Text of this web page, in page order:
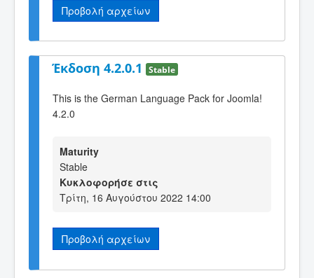
Προβολή αρχείων
Έκδοση 4.2.0.1 Stable
This is the German Language Pack for Joomla!
4.2.0
Maturity
Stable
Κυκλοφορήσε στις
Τρίτη, 16 Αυγούστου 2022 14:00
Προβολή αρχείων